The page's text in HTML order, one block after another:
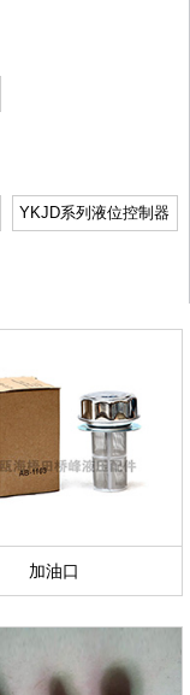
YKJD系列液位控制器
加油口